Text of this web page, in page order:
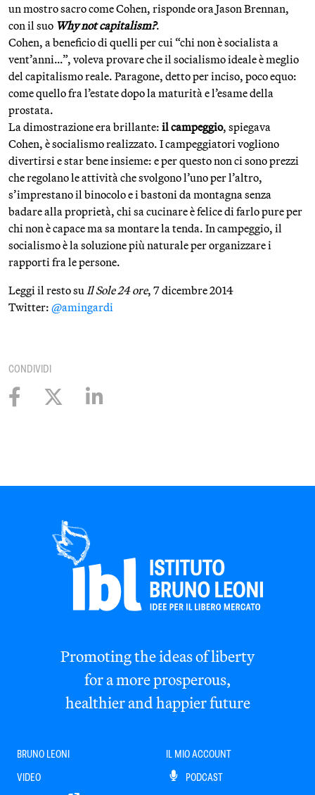
un mostro sacro come Cohen, risponde ora Jason Brennan,
con il suo Why not capitalism?.
Cohen, a beneficio di quelli per cui “chi non è socialista a
vent’anni…”, voleva provare che il socialismo ideale è meglio
del capitalismo reale. Paragone, detto per inciso, poco equo:
come quello fra l’estate dopo la maturità e l’esame della
prostata.
La dimostrazione era brillante: il campeggio, spiegava
Cohen, è socialismo realizzato. I campeggiatori vogliono
divertirsi e star bene insieme: e per questo non ci sono prezzi
che regolano le attività che svolgono l’uno per l’altro,
s’imprestano il binocolo e i bastoni da montagna senza
badare alla proprietà, chi sa cucinare è felice di farlo pure per
chi non è capace ma sa montare la tenda. In campeggio, il
socialismo è la soluzione più naturale per organizzare i
rapporti fra le persone.
Leggi il resto suIl Sole 24 ore, 7 dicembre 2014
Twitter: @amingardi
CONDIVIDI
Promoting the ideas of liberty
for a more prosperous,
healthier and happier future
BRUNO LEONI
VIDEO
IL MIO ACCOUNT
PODCAST